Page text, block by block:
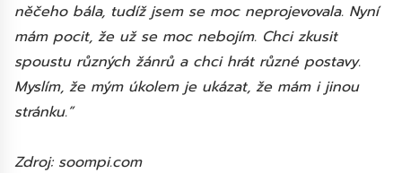
něčeho bála, tudíž jsem se moc neprojevovala. Nyní
mám pocit, že už se moc nebojím. Chci zkusit
spoustu různých žánrů a chci hrát různé postavy.
Myslím, že mým úkolem je ukázat, že mám i jinou
stránku.”
Zdroj: soompi.com